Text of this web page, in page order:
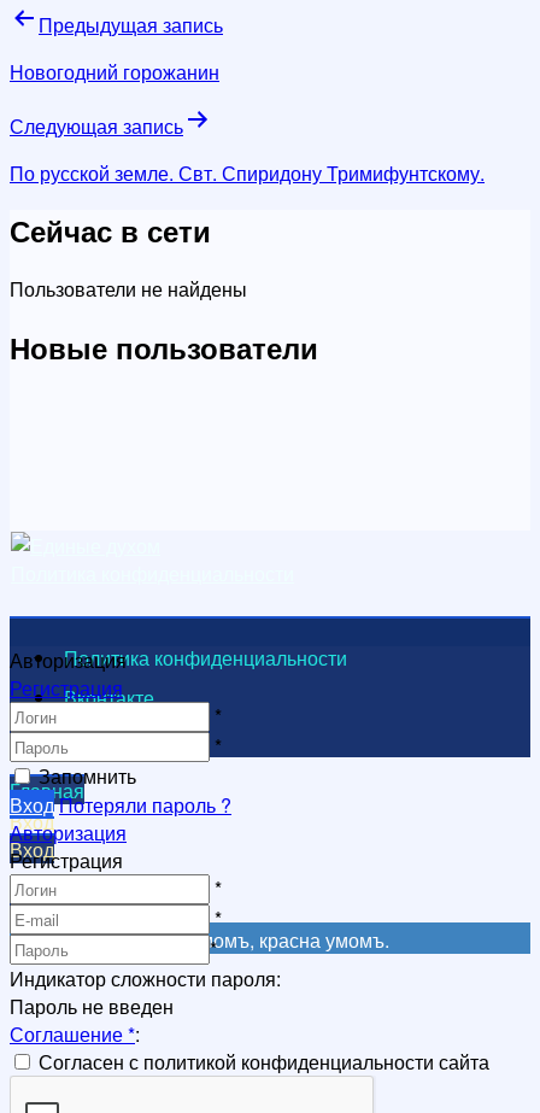
Навигация
по
Предыдущая запись
Новогодний горожанин
Следующая запись
По русской земле. Свт. Спиридону Тримифунтскому.
Сейчас в сети
Пользователи не найдены
Новые пользователи
Политика конфиденциальности
Вконтакте
Видеоканал
Главная
Вход
Вход
Регистрация
Регистрация
Не красна книга письмомъ, красна умомъ.
Авторизация
Регистрация
*
*
Запомнить
ВходПотеряли пароль ?
Авторизация
Регистрация
*
*
*
Индикатор сложности пароля:
Пароль не введен
Соглашение*:
Согласен с политикой конфиденциальности сайта